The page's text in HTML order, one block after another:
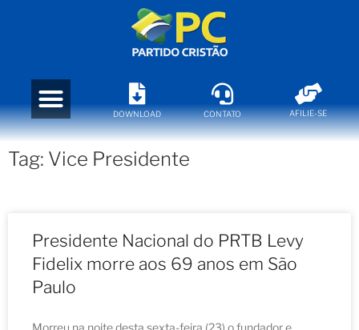
DOWNLOAD CONTATO AFILIE-SE
Tag: Vice Presidente
Presidente Nacional do PRTB Levy
Fidelix morre aos 69 anos em São
Paulo
Morreu na noite desta sexta-feira (23) o fundador e